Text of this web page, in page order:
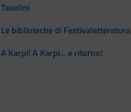
Tavolini
Le biblioteche di Festivaletteratura
A Karpi! A Karpi… e ritorno!